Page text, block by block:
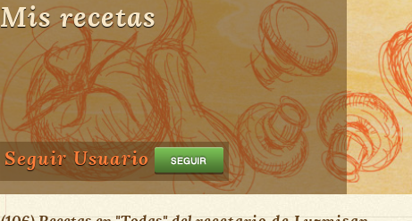
Mis recetas
Seguir Usuario